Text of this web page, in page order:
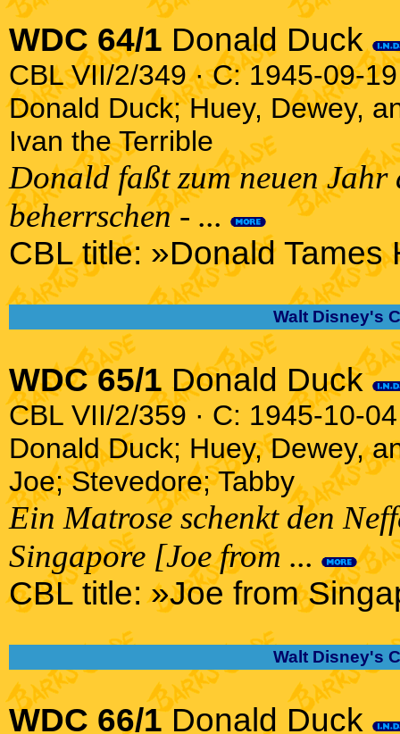
WDC 64/1 Donald Duck
CBL VII/2/349 · C: 1945-09-
Donald Duck; Huey, Dewey,
Ivan the Terrible
Donald faßt zum neuen Jahr
beherrschen - ...
CBL title: »Donald Tames
Walt Disney's
WDC 65/1 Donald Duck
CBL VII/2/359 · C: 1945-10-
Donald Duck; Huey, Dewey,
Joe; Stevedore; Tabby
Ein Matrose schenkt den
Singapore [Joe from ...
CBL title: »Joe from
Walt Disney's
WDC 66/1 Donald Duck